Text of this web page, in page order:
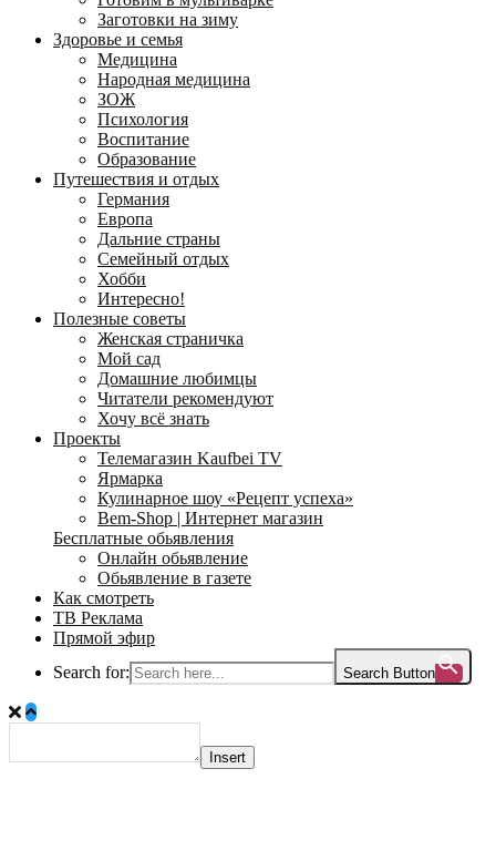
Заготовки на зиму
Здоровье и семья
Медицина
Народная медицина
ЗОЖ
Психология
Воспитание
Образование
Путешествия и отдых
Германия
Европа
Дальние страны
Семейный отдых
Хобби
Интересно!
Полезные советы
Женская страничка
Мой сад
Домашние любимцы
Читатели рекомендуют
Хочу всё знать
Проекты
Телемагазин Kaufbei TV
Ярмарка
Кулинарное шоу «Рецепт успеха»
Bem-Shop | Интернет магазин
Бесплатные обьявления
Онлайн обьявление
Обьявление в газете
Как смотреть
ТВ Реклама
Прямой эфир
Search for:
Search Button
Insert